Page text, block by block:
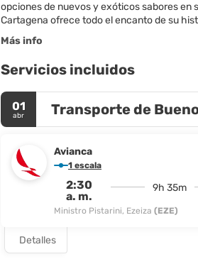
opciones de nuevos y exóticos sabores en
Cartagena ofrece todo el encanto de su
Más info
Servicios incluidos
01
abr Transporte de
Avianca
1 escala
2:30
a. m.
Ministro Pistarini, Ezeiza (EZE)
9h 35m
Detalles